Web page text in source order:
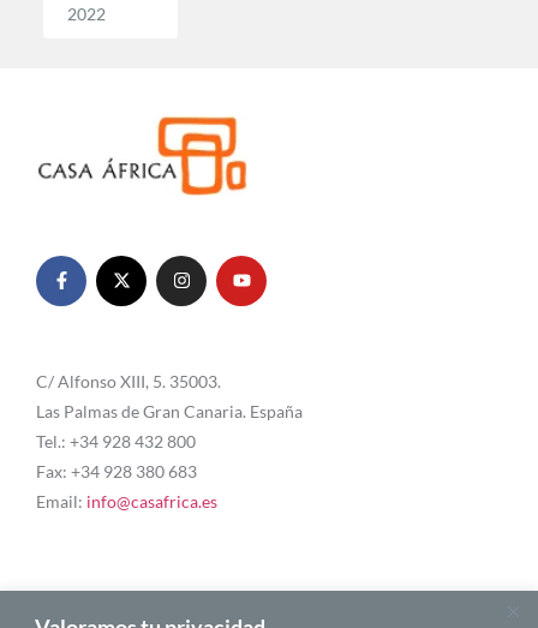
2022
C/ Alfonso XIII, 5. 35003.
Las Palmas de Gran Canaria. España
Tel.: +34 928 432 800
Fax: +34 928 380 683
Email: info@casafrica.es
Blog